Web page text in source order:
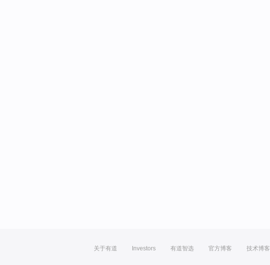
关于有道 Investors 有道智选 官方博客 技术博客